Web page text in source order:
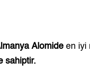
Alomide en iyi
sahiptir.